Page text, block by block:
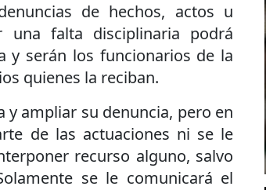
de hechos, actos u
una falta disciplinaria podrá
y serán los funcionarios de la
quienes la reciban.
y ampliar su denuncia, pero en
de las actuaciones ni se le
recurso alguno, salvo
se le comunicará el